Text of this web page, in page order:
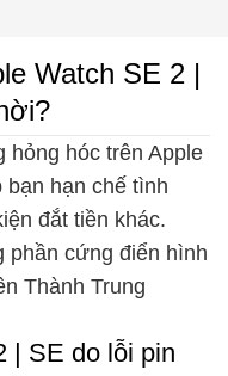
Watch SE 2 |
hỏng hóc trên Apple
bạn hạn chế tình
đắt tiền khác.
phần cứng điển hình
Thành Trung
| SE do lỗi pin